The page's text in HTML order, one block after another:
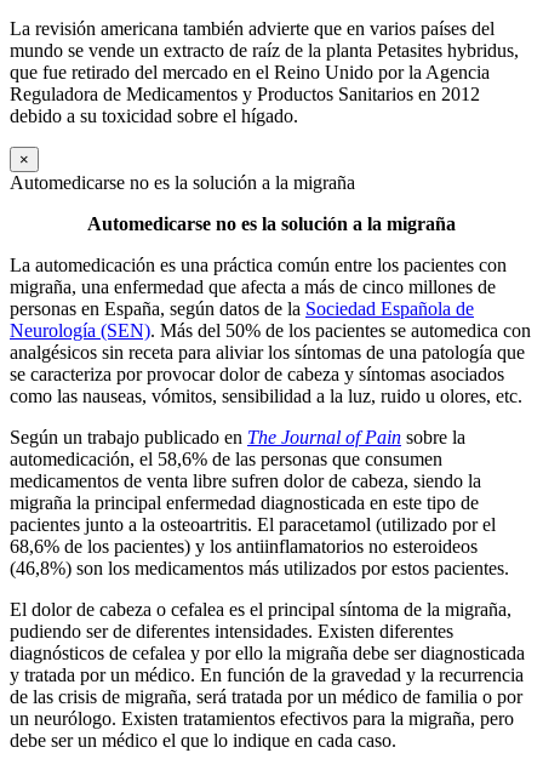
La revisión americana también advierte que en varios países del
mundo se vende un extracto de raíz de la planta Petasites hybridus,
que fue retirado del mercado en el Reino Unido por la Agencia
Reguladora de Medicamentos y Productos Sanitarios en 2012
debido a su toxicidad sobre el hígado.
×
Automedicarse no es la solución a la migraña
Automedicarse no es la solución a la migraña
La automedicación es una práctica común entre los pacientes con
migraña, una enfermedad que afecta a más de cinco millones de
personas en España, según datos de la Sociedad Española de
Neurología (SEN). Más del 50% de los pacientes se automedica con
analgésicos sin receta para aliviar los síntomas de una patología que
se caracteriza por provocar dolor de cabeza y síntomas asociados
como las nauseas, vómitos, sensibilidad a la luz, ruido u olores, etc.
Según un trabajo publicado en The Journal of Pain sobre la
automedicación, el 58,6% de las personas que consumen
medicamentos de venta libre sufren dolor de cabeza, siendo la
migraña la principal enfermedad diagnosticada en este tipo de
pacientes junto a la osteoartritis. El paracetamol (utilizado por el
68,6% de los pacientes) y los antiinflamatorios no esteroideos
(46,8%) son los medicamentos más utilizados por estos pacientes.
El dolor de cabeza o cefalea es el principal síntoma de la migraña,
pudiendo ser de diferentes intensidades. Existen diferentes
diagnósticos de cefalea y por ello la migraña debe ser diagnosticada
y tratada por un médico. En función de la gravedad y la recurrencia
de las crisis de migraña, será tratada por un médico de familia o por
un neurólogo. Existen tratamientos efectivos para la migraña, pero
debe ser un médico el que lo indique en cada caso.